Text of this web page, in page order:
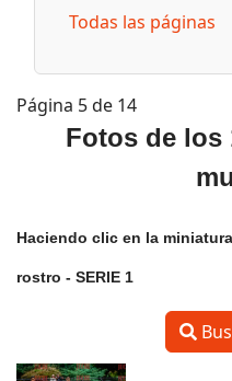
Todas las páginas
Página 5 de 14
Fotos de los
Haciendo clic en la
rostro - SERIE 1